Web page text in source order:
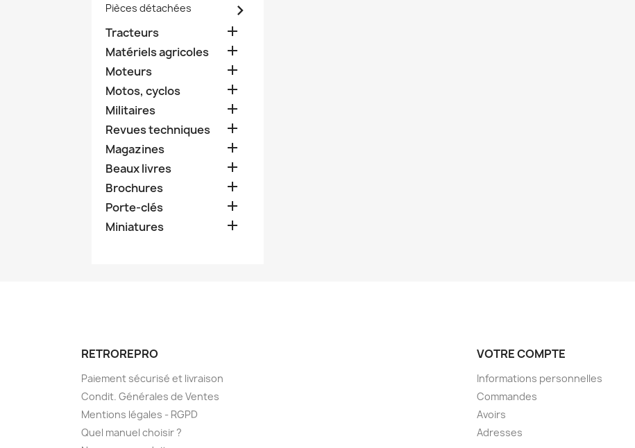
Pièces détachées 
Tracteurs 
Matériels agricoles 
Moteurs 
Motos, cyclos 
Militaires 
Revues techniques 
Magazines 
Beaux livres 
Brochures 
Porte-clés 
Miniatures 
RETROREPRO
Paiement sécurisé et livraison
Condit. Générales de Ventes
Mentions légales - RGPD
Quel manuel choisir ?
VOTRE COMPTE
Informations personnelles
Commandes
Avoirs
Adresses